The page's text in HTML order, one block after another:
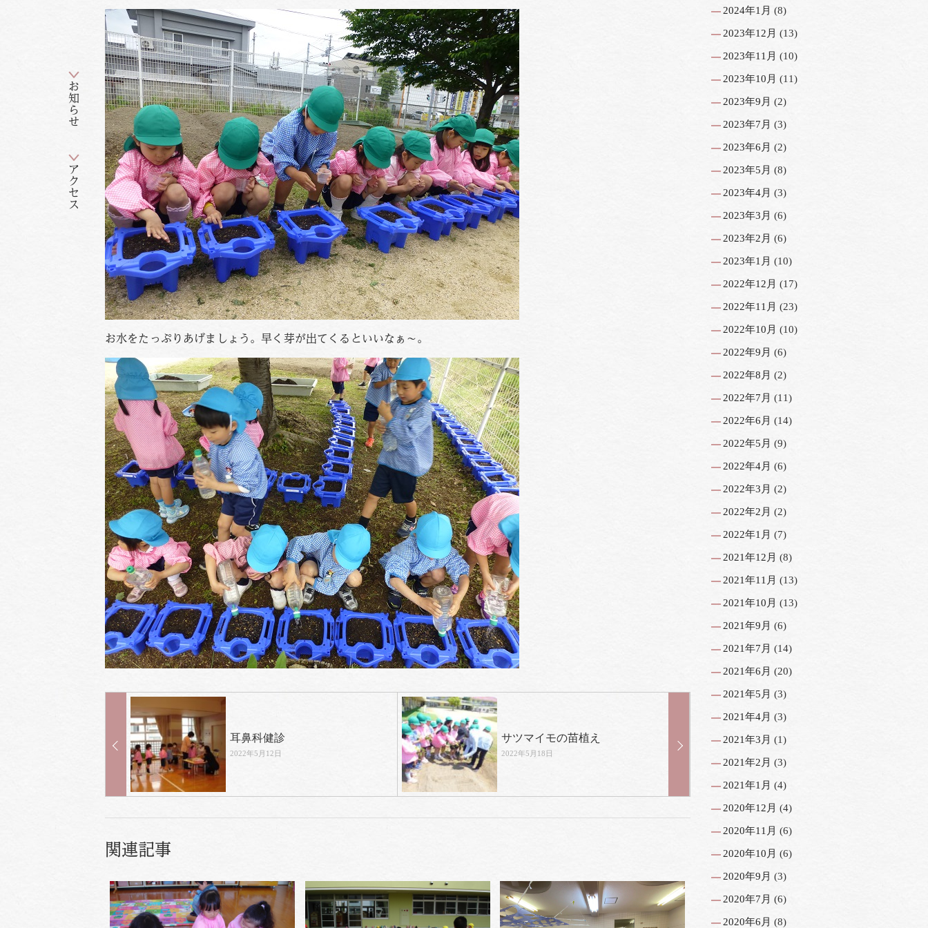
お知らせ
アクセス
お水をたっぷりあげましょう。早く芽が出てくるといいなぁ～。
耳鼻科健診
2022年5月12日
サツマイモの苗植え
2022年5月18日
関連記事
2024年1月 (8)
2023年12月 (13)
2023年11月 (10)
2023年10月 (11)
2023年9月 (2)
2023年7月 (3)
2023年6月 (2)
2023年5月 (8)
2023年4月 (3)
2023年3月 (6)
2023年2月 (6)
2023年1月 (10)
2022年12月 (17)
2022年11月 (23)
2022年10月 (10)
2022年9月 (6)
2022年8月 (2)
2022年7月 (11)
2022年6月 (14)
2022年5月 (9)
2022年4月 (6)
2022年3月 (2)
2022年2月 (2)
2022年1月 (7)
2021年12月 (8)
2021年11月 (13)
2021年10月 (13)
2021年9月 (6)
2021年7月 (14)
2021年6月 (20)
2021年5月 (3)
2021年4月 (3)
2021年3月 (1)
2021年2月 (3)
2021年1月 (4)
2020年12月 (4)
2020年11月 (6)
2020年10月 (6)
2020年9月 (3)
2020年7月 (6)
2020年6月 (8)